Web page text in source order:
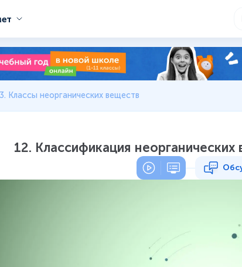
Классы неорганических веществ
12. Классификация